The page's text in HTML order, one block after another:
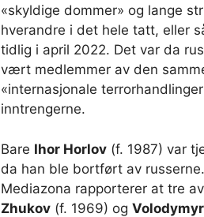
«skyldige dommer» og lange
hverandre i det hele tatt, eller
tidlig i april 2022. Det var da
vært medlemmer av den
«internasjonale
inntrengerne.
Bare Ihor Horlov (f. 1987) var
da han ble bortført av
Mediazona rapporterer at tre
Zhukov (f. 1969) og